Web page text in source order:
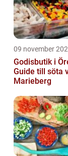
09 november
Godisbutik i
Guide till söta
Marieberg